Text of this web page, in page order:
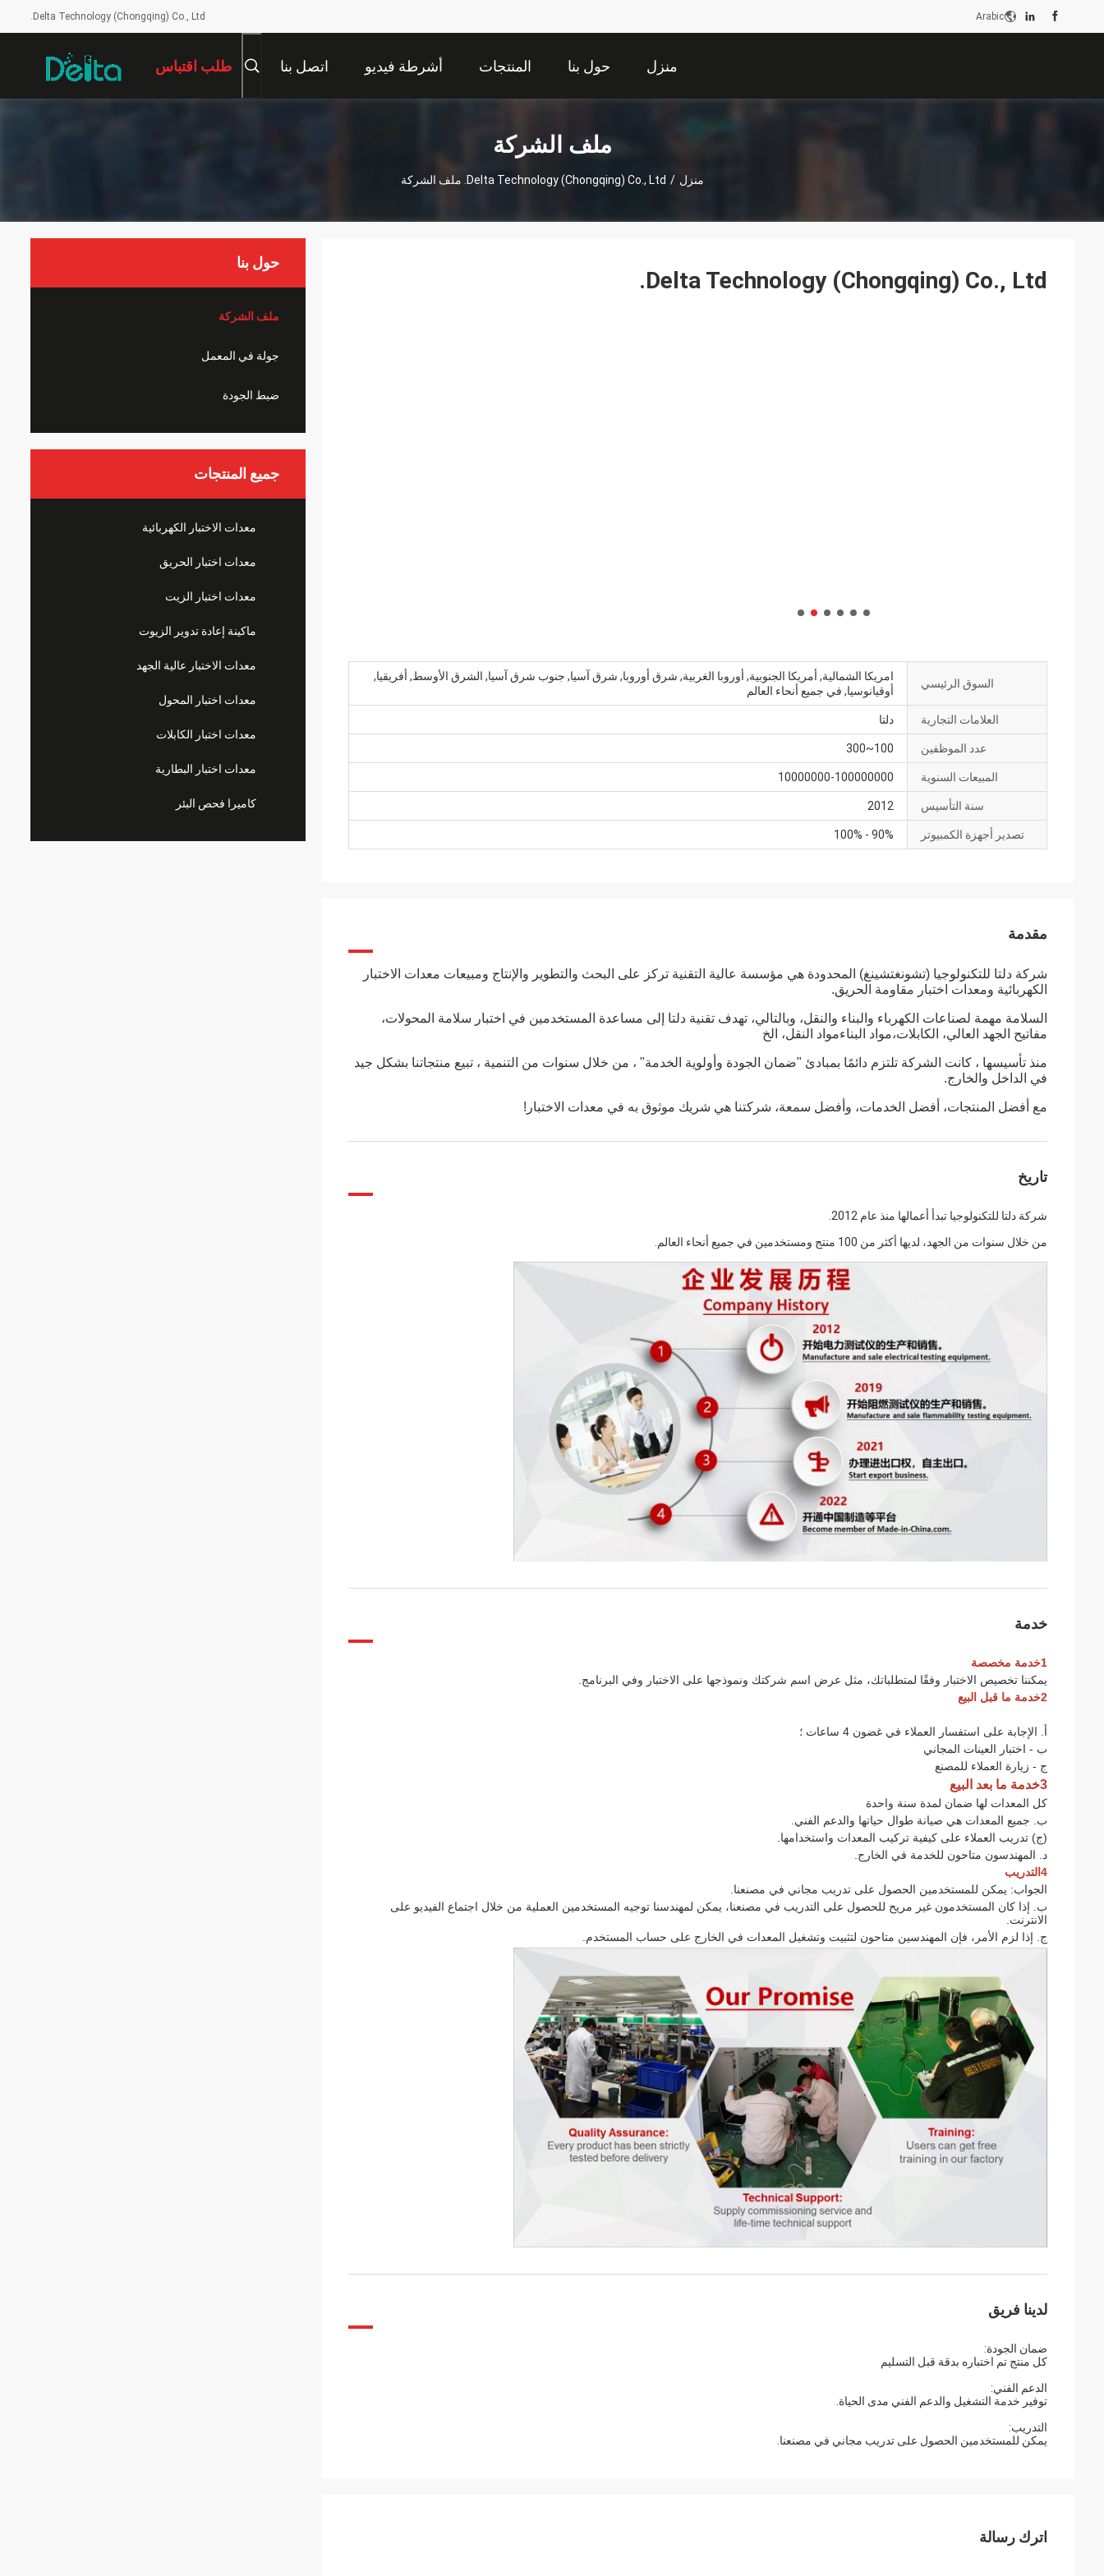
Delta Technology (Chongqing) Co., Ltd. Arabic
منزل حول بنا المنتجات أشرطة فيديو اتصل بنا طلب اقتباس
ملف الشركة
منزل / Delta Technology (Chongqing) Co., Ltd. ملف الشركة
حول بنا
ملف الشركة
جولة في المعمل
ضبط الجودة
جميع المنتجات
معدات الاختبار الكهربائية
معدات اختبار الحريق
معدات اختبار الزيت
ماكينة إعادة تدوير الزيوت
معدات الاختبار عالية الجهد
معدات اختبار المحول
معدات اختبار الكابلات
معدات اختبار البطارية
كاميرا فحص البئر
Delta Technology (Chongqing) Co., Ltd.
السوق الرئيسي
امريكا الشمالية, أمريكا الجنوبية, أوروبا الغربية, شرق أوروبا, شرق آسيا, جنوب شرق آسيا, الشرق الأوسط, أفريقيا,
أوقيانوسيا, في جميع أنحاء العالم
العلامات التجارية دلتا
عدد الموظفين 100~300
المبيعات السنوية 10000000-100000000
سنة التأسيس 2012
تصدير أجهزة الكمبيوتر 90% - 100%
مقدمة
شركة دلتا للتكنولوجيا (تشونغتشينغ) المحدودة هي مؤسسة عالية التقنية تركز على البحث والتطوير والإنتاج ومبيعات معدات الاختبار
الكهربائية ومعدات اختبار مقاومة الحريق.
السلامة مهمة لصناعات الكهرباء والبناء والنقل، وبالتالي، تهدف تقنية دلتا إلى مساعدة المستخدمين في اختبار سلامة المحولات،
مفاتيح الجهد العالي، الكابلات،مواد البناءمواد النقل، الخ
منذ تأسيسها ، كانت الشركة تلتزم دائمًا بمبادئ "ضمان الجودة وأولوية الخدمة" ، من خلال سنوات من التنمية ، تبيع منتجاتنا بشكل جيد
في الداخل والخارج.
مع أفضل المنتجات، أفضل الخدمات، وأفضل سمعة، شركتنا هي شريك موثوق به في معدات الاختبار!
تاريخ
شركة دلتا للتكنولوجيا تبدأ أعمالها منذ عام 2012.
من خلال سنوات من الجهد، لديها أكثر من 100 منتج ومستخدمين في جميع أنحاء العالم.
خدمة
1خدمة مخصصة
يمكننا تخصيص الاختبار وفقًا لمتطلباتك، مثل عرض اسم شركتك ونموذجها على الاختبار وفي البرنامج.
2خدمة ما قبل البيع
أ. الإجابة على استفسار العملاء في غضون 4 ساعات ؛
ب - اختبار العينات المجاني
ج - زيارة العملاء للمصنع
3خدمة ما بعد البيع
كل المعدات لها ضمان لمدة سنة واحدة
ب. جميع المعدات هي صيانة طوال حياتها والدعم الفني.
(ج) تدريب العملاء على كيفية تركيب المعدات واستخدامها.
د. المهندسون متاحون للخدمة في الخارج.
4التدريب
الجواب: يمكن للمستخدمين الحصول على تدريب مجاني في مصنعنا.
ب. إذا كان المستخدمون غير مريح للحصول على التدريب في مصنعنا، يمكن لمهندسنا توجيه المستخدمين العملية من خلال اجتماع الفيديو على
الانترنت.
ج. إذا لزم الأمر، فإن المهندسين متاحون لتثبيت وتشغيل المعدات في الخارج على حساب المستخدم.
لدينا فريق
ضمان الجودة:
كل منتج تم اختباره بدقة قبل التسليم
الدعم الفني:
توفير خدمة التشغيل والدعم الفني مدى الحياة.
التدريب:
يمكن للمستخدمين الحصول على تدريب مجاني في مصنعنا.
اترك رسالة